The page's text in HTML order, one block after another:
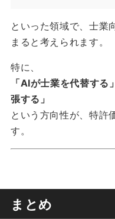
といった領域で、士業
まると考えられます。
特に、
「AIが士業を代替す
張する」
という方向性が、特許
す。
まとめ